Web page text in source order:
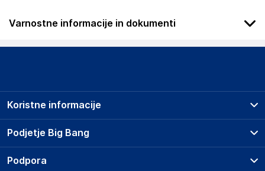
Varnostne informacije in dokumenti
Podatki o proizvajalcu
Wielganizator
Poland
Podjetje Big Bang
O podjetju
Koristne informacije
Prodajna mesta
Storitve
Podpora